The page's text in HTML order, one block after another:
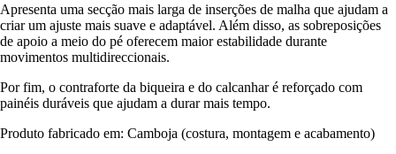
Apresenta uma secção mais larga de inserções de malha que ajudam a
criar um ajuste mais suave e adaptável. Além disso, as sobreposições
de apoio a meio do pé oferecem maior estabilidade durante
movimentos multidireccionais.
Por fim, o contraforte da biqueira e do calcanhar é reforçado com
painéis duráveis que ajudam a durar mais tempo.
Produto fabricado em: Camboja (costura, montagem e acabamento)